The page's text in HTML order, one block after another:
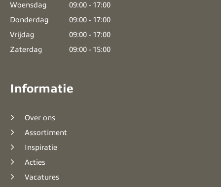
Woensdag
09:00 - 17:00
Donderdag
09:00 - 17:00
Vrijdag
09:00 - 17:00
Zaterdag
09:00 - 15:00
Informatie
Over ons
Assortiment
Inspiratie
Acties
Vacatures